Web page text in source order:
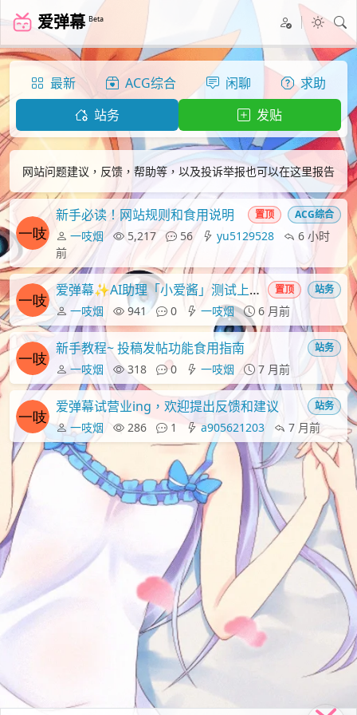
爱弹幕 Beta
最新 ACG综合 闲聊
求助
站务
发贴
网站问题建议，反馈，帮助等，以及投诉举报也可以在这里报告
新手必读！网站规则和食用说明 置顶 ACG综合
一吱烟 5,217 56 yu5129528
6 小时
前
爱弹幕✨AI助理「小爱酱」测试上线接客~ 置顶 站务
一吱烟 941 0 一吱烟 6 月前
新手教程~ 投稿发帖功能食用指南 站务
一吱烟 318 0 一吱烟 7 月前
爱弹幕试营业ing，欢迎提出反馈和建议 站务
一吱烟 286 1 a905621203 7 月前